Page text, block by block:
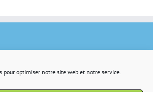
pour optimiser notre site web et notre service.